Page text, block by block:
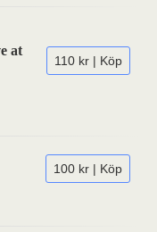
110 kr | Köp
at
100 kr | Köp